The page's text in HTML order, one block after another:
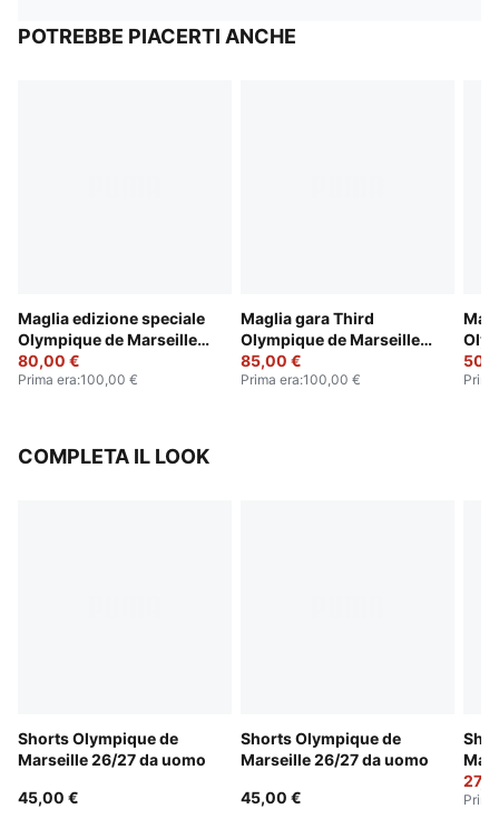
POTREBBE PIACERTI ANCHE
Maglia edizione speciale
Olympique de Marseille
da uomo
80,00 €
Prima era:100,00 €
Maglia gara Third
Olympique de Marseille
25/26 da uomo
85,00 €
Prima era:100,00 €
25/
COMPLETA IL LOOK
Shorts Olympique de
Marseille 26/27 da uomo
45,00 €
Shorts Olympique de
Marseille 26/27 da uomo
45,00 €